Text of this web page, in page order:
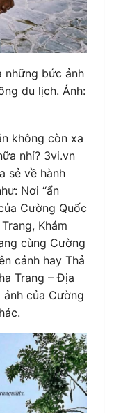
những bức ảnh
du lịch. Ảnh:
không còn xa
nhỉ? 3vi.vn
sẻ về hành
Nơi “ẩn
Cường Quốc
Khám
cùng Cường
cảnh hay Thả
Trang – Địa
của Cường